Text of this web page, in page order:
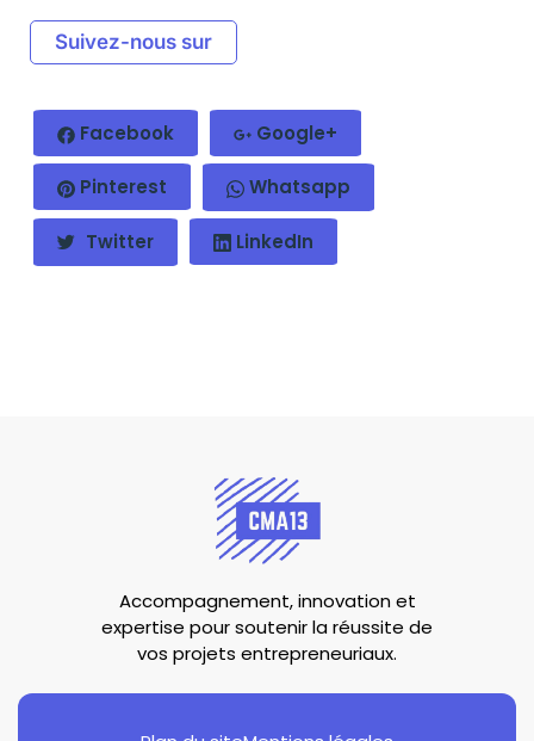
Suivez-nous sur
Facebook Google+
Pinterest Whatsapp
Twitter LinkedIn
Accompagnement, innovation et
expertise pour soutenir la réussite de
vos projets entrepreneuriaux.